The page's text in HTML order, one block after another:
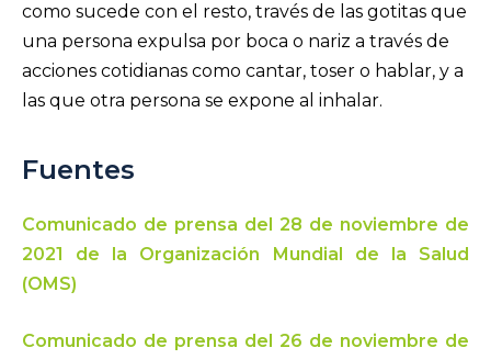
como sucede con el resto, través de las gotitas que
una persona expulsa por boca o nariz a través de
acciones cotidianas como cantar, toser o hablar, y a
las que otra persona se expone al inhalar.
Fuentes
Comunicado de prensa del 28 de noviembre de
2021 de la Organización Mundial de la Salud
(OMS)
Comunicado de prensa del 26 de noviembre de